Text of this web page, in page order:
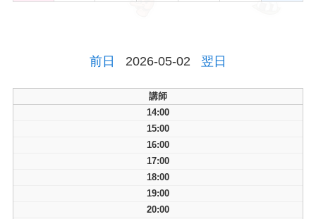
前日 2026-05-02 翌日
講師
14:00
15:00
16:00
17:00
18:00
19:00
20:00